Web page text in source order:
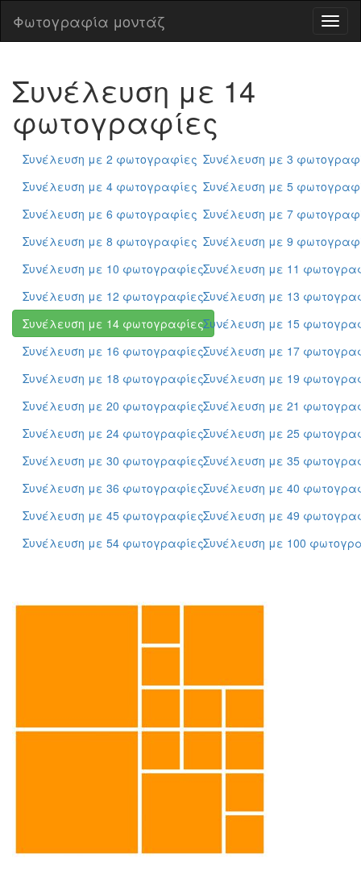
Φωτογραφία μοντάζ
Συνέλευση με 14
φωτογραφίες
Συνέλευση με 2 φωτογραφίες Συνέλευση με 3
Συνέλευση με 4 φωτογραφίες Συνέλευση με 5
Συνέλευση με 6 φωτογραφίες Συνέλευση με 7
Συνέλευση με 8 φωτογραφίες Συνέλευση με 9
Συνέλευση με 10 φωτογραφίεςΣυνέλευση με 11
Συνέλευση με 12 φωτογραφίεςΣυνέλευση με 13
Συνέλευση με 14 φωτογραφίεςΣυνέλευση με 15
Συνέλευση με 16 φωτογραφίεςΣυνέλευση με 17
Συνέλευση με 18 φωτογραφίεςΣυνέλευση με 19
Συνέλευση με 20 φωτογραφίεςΣυνέλευση με 21
Συνέλευση με 24 φωτογραφίεςΣυνέλευση με 25
Συνέλευση με 30 φωτογραφίεςΣυνέλευση με 35
Συνέλευση με 36 φωτογραφίεςΣυνέλευση με 40
Συνέλευση με 45 φωτογραφίεςΣυνέλευση με 49
Συνέλευση με 54 φωτογραφίεςΣυνέλευση με 100